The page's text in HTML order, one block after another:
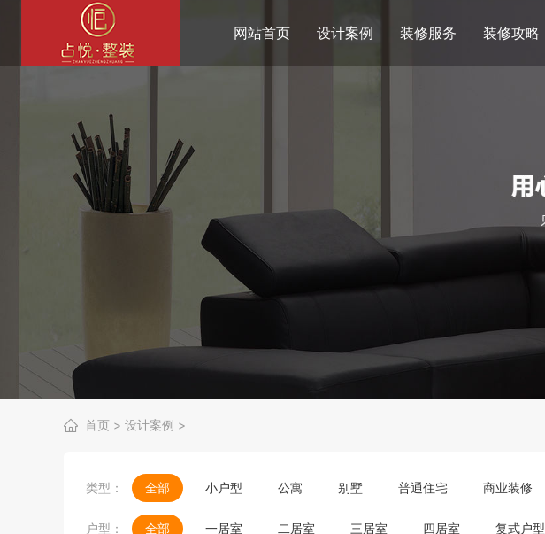
网站首页 设计案例 装修服务 装修攻略
首页 > 设计案例 >
类型： 全部 小户型 公寓 别墅 普通住宅 商业装修
户型： 全部 一居室 二居室 三居室 四居室 复式户型